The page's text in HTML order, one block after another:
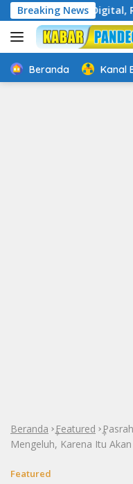
Langsung
ke
konten
Breaking News
Digital, Relawan
Beranda Kanal
Beranda »Featured »
Mengeluh, Karena Itu
Featured